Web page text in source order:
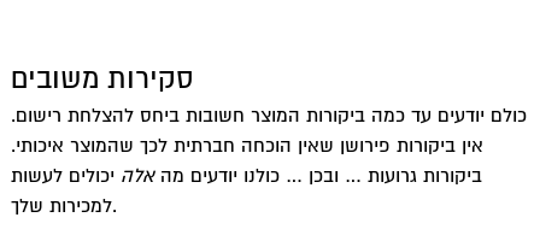
כולם יודעים עד כמה ביקורות המוצר חשובות ביחס להצלחת רישום.
אין ביקורות פירושן שאין הוכחה חברתית לכך שהמוצר איכותי.
ביקורות גרועות … ובכן … כולנו יודעים מהאלה יכולים לעשות
למכירות שלך.